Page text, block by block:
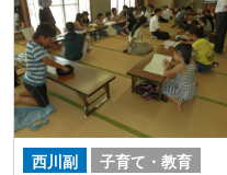
西川副 子育て・教育